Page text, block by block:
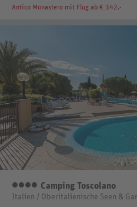
Antico Monastero mit Flug ab € 342.-
4 Sterne
Camping Toscolano
Italien / Oberitalienische Seen &